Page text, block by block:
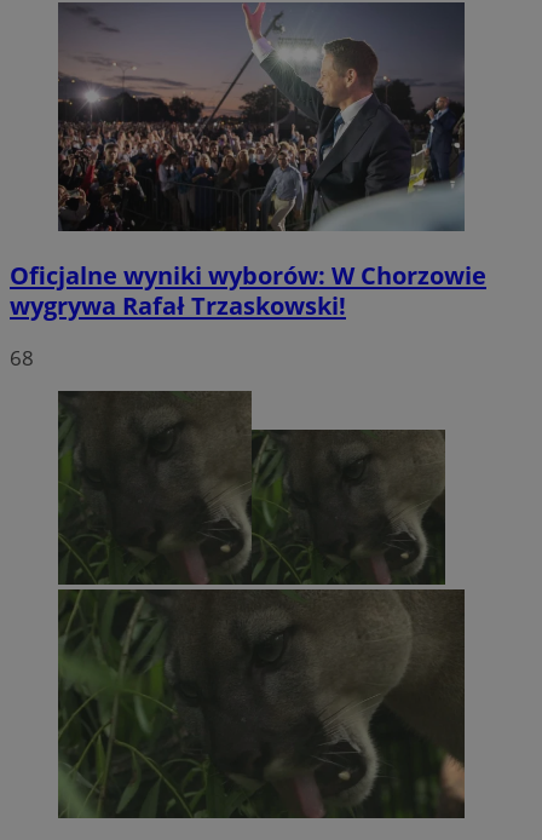
Oficjalne wyniki wyborów: W Chorzowie
wygrywa Rafał Trzaskowski!
68